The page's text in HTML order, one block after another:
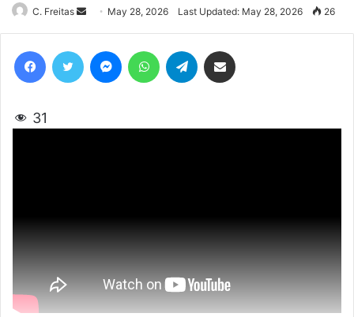
C. Freitas
Send
an
email
May 28, 2026 Last Updated: May 28, 2026 26
31